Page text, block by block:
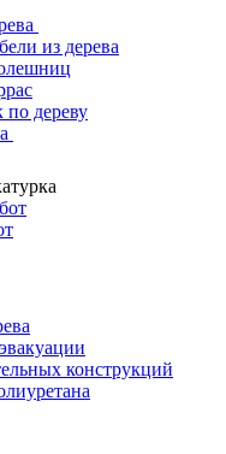
из дерева
по дереву
конструкций